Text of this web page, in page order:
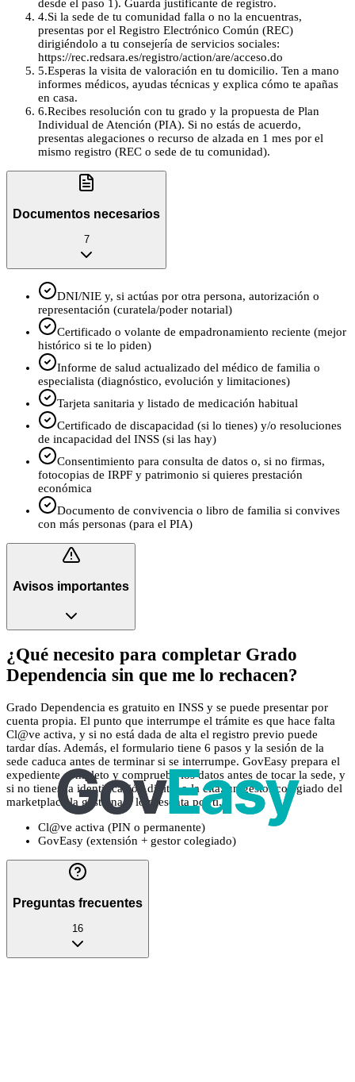
desde el paso 1). Guarda justificante de registro.
4.Si la sede de tu comunidad falla o no la encuentras,
presentas por el Registro Electrónico Común (REC)
dirigiéndolo a tu consejería de servicios sociales:
https://rec.redsara.es/registro/action/are/acceso.do
5.Esperas la visita de valoración en tu domicilio. Ten a mano
informes médicos, ayudas técnicas y explica cómo te apañas
en casa.
6.Recibes resolución con tu grado y la propuesta de Plan
Individual de Atención (PIA). Si no estás de acuerdo,
presentas alegaciones o recurso de alzada en 1 mes por el
mismo registro (REC o sede de tu comunidad).
Documentos necesarios
7
DNI/NIE y, si actúas por otra persona, autorización o
representación (curatela/poder notarial)
Certificado o volante de empadronamiento reciente (mejor
histórico si te lo piden)
Informe de salud actualizado del médico de familia o
especialista (diagnóstico, evolución y limitaciones)
Tarjeta sanitaria y listado de medicación habitual
Certificado de discapacidad (si lo tienes) y/o resoluciones
de incapacidad del INSS (si las hay)
Consentimiento para consulta de datos o, si no firmas,
fotocopias de IRPF y patrimonio si quieres prestación
económica
Documento de convivencia o libro de familia si convives
con más personas (para el PIA)
Avisos importantes
¿Qué necesito para completar Grado
Dependencia sin que me lo rechacen?
Grado Dependencia es gratuito en INSS y se puede presentar por
cuenta propia. El punto que interrumpe el trámite es que hace falta
Cl@ve activa, y si no está dada de alta el registro previo puede
tardar días. Además, el formulario tiene 6 pasos y la sesión de la
sede caduca antes de terminar si se interrumpe. GovEasy prepara el
expediente completo y comprueba los datos antes de tocar la sede, y
si no tienes la identificación digital o la cita, un gestor colegiado del
marketplace la gestiona y lo presenta por ti.
Cl@ve activa (PIN o permanente)
GovEasy (extensión + gestor colegiado)
Preguntas frecuentes
16